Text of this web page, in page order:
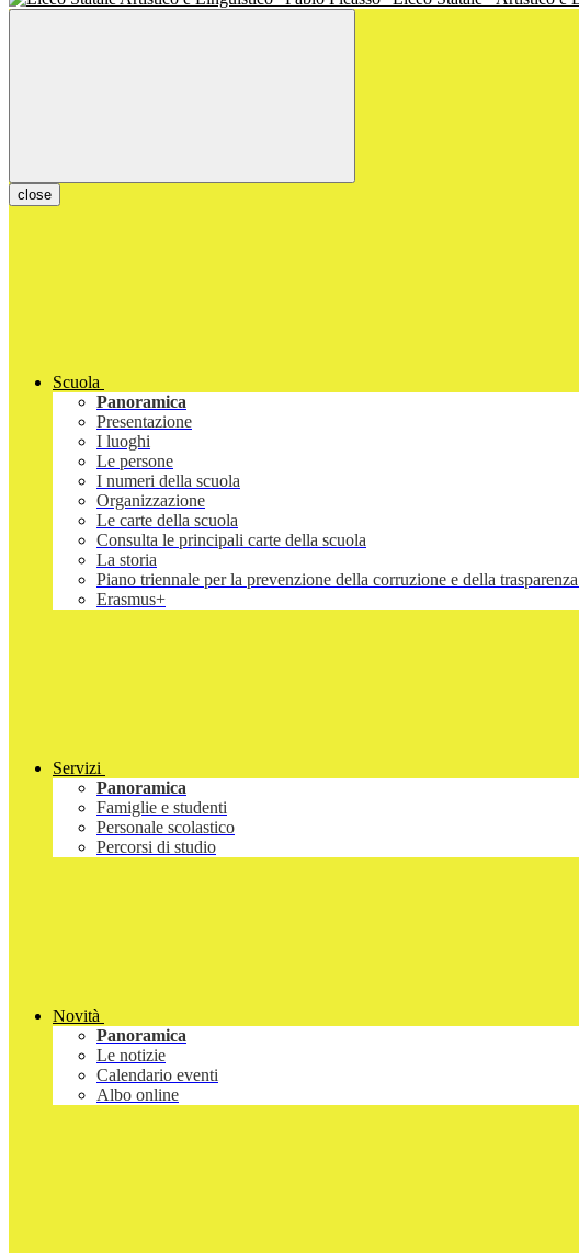
close
Scuola
Panoramica
Presentazione
I luoghi
Le persone
I numeri della scuola
Organizzazione
Le carte della scuola
Consulta le principali carte della scuola
La storia
Piano triennale per la prevenzione della corruzione e della
Erasmus+
Servizi
Panoramica
Famiglie e studenti
Personale scolastico
Percorsi di studio
Novità
Panoramica
Le notizie
Calendario eventi
Albo online